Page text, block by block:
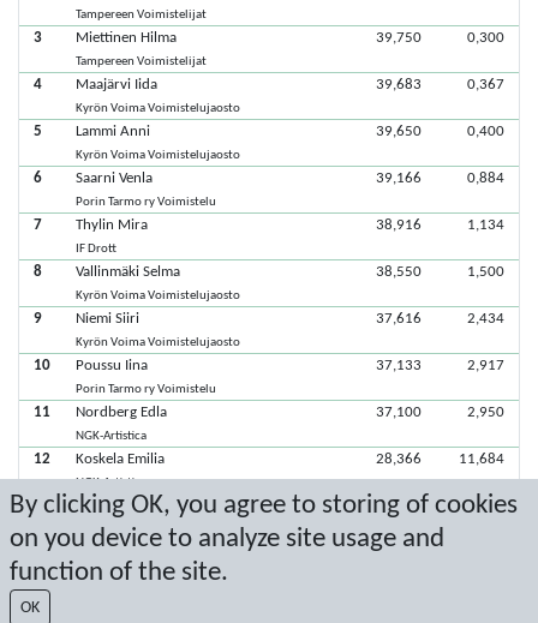
By clicking OK, you agree to storing of cookies
on you device to analyze site usage and
function of the site.
OK
Tampereen Voimistelijat
3 Miettinen Hilma
Tampereen Voimistelijat
39,750 0,300
4 Maajärvi Iida
Kyrön Voima Voimistelujaosto
39,683 0,367
5 Lammi Anni
Kyrön Voima Voimistelujaosto
39,650 0,400
6 Saarni Venla
Porin Tarmo ry Voimistelu
39,166 0,884
7 Thylin Mira
IF Drott
38,916 1,134
8 Vallinmäki Selma
Kyrön Voima Voimistelujaosto
38,550 1,500
9 Niemi Siiri
Kyrön Voima Voimistelujaosto
37,616 2,434
10 Poussu Iina
Porin Tarmo ry Voimistelu
37,133 2,917
11 Nordberg Edla
NGK-Artistica
37,100 2,950
12 Koskela Emilia
NGK-Artistica
28,366 11,684
13 Sand Izabelle
NGK-Artistica
18,300 21,750
Viimeisimmät pisteet: 10.5.2025 20.25.23